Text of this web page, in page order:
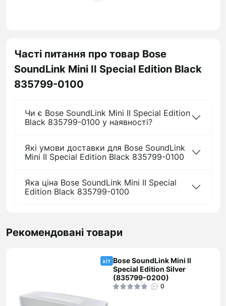
Часті питання про товар Bose
SoundLink Mini II Special Edition Black
835799-0100
Чи є Bose SoundLink Mini II Special Edition
Black 835799-0100 у наявності?
Які умови доставки для Bose SoundLink
Mini II Special Edition Black 835799-0100
Яка ціна Bose SoundLink Mini II Special
Edition Black 835799-0100
Рекомендовані товари
хіт Bose SoundLink Mini II
Special Edition Silver
(835799-0200)
0